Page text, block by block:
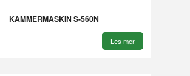
KAMMERMASKIN S-560N
Les mer